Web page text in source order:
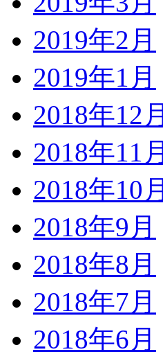
2019年2月
2019年1月
2018年12月
2018年11月
2018年10月
2018年9月
2018年8月
2018年7月
2018年6月